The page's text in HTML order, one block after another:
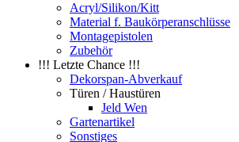
Acryl/Silikon/Kitt
Material f. Baukörperanschlüsse
Montagepistolen
Zubehör
!!! Letzte Chance !!!
Dekorspan-Abverkauf
Türen / Haustüren
Jeld Wen
Gartenartikel
Sonstiges